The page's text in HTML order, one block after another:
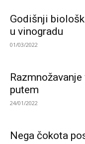
Godišnji
u vinogradu
01/03/2022
putem
24/01/2022
Nega čokota